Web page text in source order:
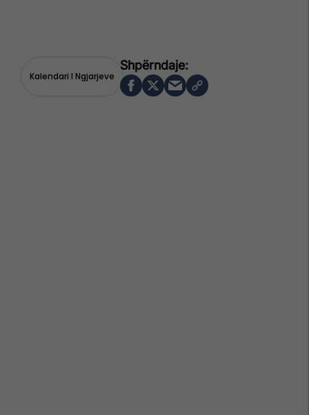
Kalendari I Ngjarjeve